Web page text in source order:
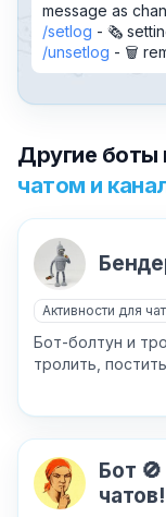
Текст
message as
setlog - 🗞️
unsetlog - 🗑️
Другие боты
чатом и
Активности для
Бот-болтун и
тролить,
Бот
чатов!